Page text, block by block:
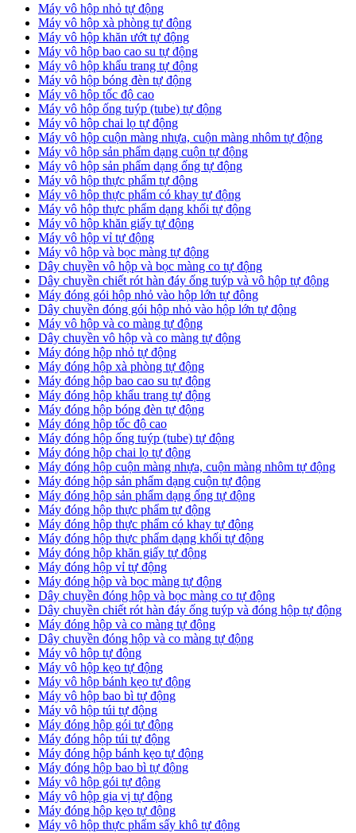
Máy vô hộp nhỏ tự động
Máy vô hộp xà phòng tự động
Máy vô hộp khăn ướt tự động
Máy vô hộp bao cao su tự động
Máy vô hộp khẩu trang tự động
Máy vô hộp bóng đèn tự động
Máy vô hộp tốc độ cao
Máy vô hộp ống tuýp (tube) tự động
Máy vô hộp chai lọ tự động
Máy vô hộp cuộn màng nhựa, cuộn màng nhôm tự động
Máy vô hộp sản phẩm dạng cuộn tự động
Máy vô hộp sản phẩm dạng ống tự động
Máy vô hộp thực phẩm tự động
Máy vô hộp thực phẩm có khay tự động
Máy vô hộp thực phẩm dạng khối tự động
Máy vô hộp khăn giấy tự động
Máy vô hộp vỉ tự động
Máy vô hộp và bọc màng tự động
Dây chuyền vô hộp và bọc màng co tự động
Dây chuyền chiết rót hàn đáy ống tuýp và vô hộp tự động
Máy đóng gói hộp nhỏ vào hộp lớn tự động
Dây chuyền đóng gói hộp nhỏ vào hộp lớn tự động
Máy vô hộp và co màng tự động
Dây chuyền vô hộp và co màng tự động
Máy đóng hộp nhỏ tự động
Máy đóng hộp xà phòng tự động
Máy đóng hộp bao cao su tự động
Máy đóng hộp khẩu trang tự động
Máy đóng hộp bóng đèn tự động
Máy đóng hộp tốc độ cao
Máy đóng hộp ống tuýp (tube) tự động
Máy đóng hộp chai lọ tự động
Máy đóng hộp cuộn màng nhựa, cuộn màng nhôm tự động
Máy đóng hộp sản phẩm dạng cuộn tự động
Máy đóng hộp sản phẩm dạng ống tự động
Máy đóng hộp thực phẩm tự động
Máy đóng hộp thực phẩm có khay tự động
Máy đóng hộp thực phẩm dạng khối tự động
Máy đóng hộp khăn giấy tự động
Máy đóng hộp vỉ tự động
Máy đóng hộp và bọc màng tự động
Dây chuyền đóng hộp và bọc màng co tự động
Dây chuyền chiết rót hàn đáy ống tuýp và đóng hộp tự động
Máy đóng hộp và co màng tự động
Dây chuyền đóng hộp và co màng tự động
Máy vô hộp tự động
Máy vô hộp kẹo tự động
Máy vô hộp bánh kẹo tự động
Máy vô hộp bao bì tự động
Máy vô hộp túi tự động
Máy đóng hộp gói tự động
Máy đóng hộp túi tự động
Máy đóng hộp bánh kẹo tự động
Máy đóng hộp bao bì tự động
Máy vô hộp gói tự động
Máy vô hộp gia vị tự động
Máy đóng hộp kẹo tự động
Máy vô hộp thực phẩm sấy khô tự động